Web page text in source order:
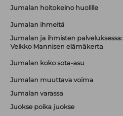
Jumalan hoitokeino huolille
Jumalan ihmeitä
Jumalan ja ihmisten palveluksessa:
Veikko Mannisen elämäkerta
Jumalan koko sota-asu
Jumalan muuttava voima
Jumalan varassa
Juokse poika juokse